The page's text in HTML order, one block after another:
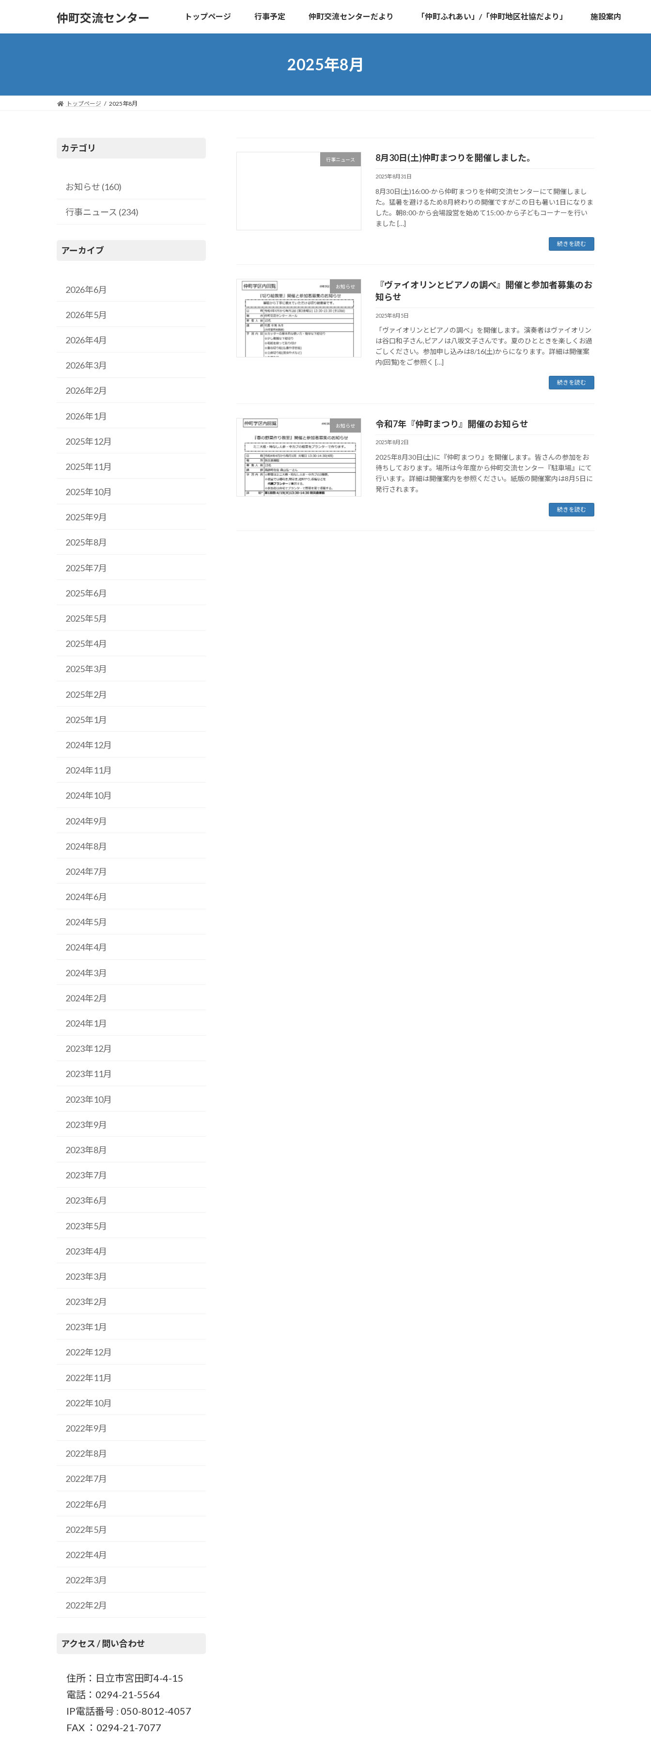
テ
ゲ
仲町交流センター トップページ 行事予定 仲町交流センターだより 「仲町ふれあい」/「仲町地区社協だより」 施設案内
2025年8月
トップページ 2025年8月
行事ニュース 8月30日(土)仲町まつりを開催しました。
2025年8月31日
8月30日(土)16:00-から仲町まつりを仲町交流センターにて開催しまし
た。猛暑を避けるため8月終わりの開催ですがこの日も暑い1日になりま
した。朝8:00-から会場設営を始めて15:00-から子どもコーナーを行い
ました […]
続きを読む
お知らせ
『ヴァイオリンとピアノの調べ』開催と参加者募集のお
知らせ
2025年8月5日
「ヴァイオリンとピアノの調べ」を開催します。演奏者はヴァイオリン
は谷口和子さん,ピアノは八坂文子さんです。夏のひとときを楽しくお過
ごしください。参加申し込みは8/16(土)からになります。詳細は開催案
内(回覧)をご参照く […]
続きを読む
お知らせ 令和7年『仲町まつり』開催のお知らせ
2025年8月2日
2025年8月30日(土)に『仲町まつり』を開催します。皆さんの参加をお
待ちしております。場所は今年度から仲町交流センター『駐車場』にて
行います。詳細は開催案内を参照ください。紙版の開催案内は8月5日に
発行されます。
続きを読む
カテゴリ
お知らせ (160)
行事ニュース (234)
アーカイブ
2026年6月
2026年5月
2026年4月
2026年3月
2026年2月
2026年1月
2025年12月
2025年11月
2025年10月
2025年9月
2025年8月
2025年7月
2025年6月
2025年5月
2025年4月
2025年3月
2025年2月
2025年1月
2024年12月
2024年11月
2024年10月
2024年9月
2024年8月
2024年7月
2024年6月
2024年5月
2024年4月
2024年3月
2024年2月
2024年1月
2023年12月
2023年11月
2023年10月
2023年9月
2023年8月
2023年7月
2023年6月
2023年5月
2023年4月
2023年3月
2023年2月
2023年1月
2022年12月
2022年11月
2022年10月
2022年9月
2022年8月
2022年7月
2022年6月
2022年5月
2022年4月
2022年3月
2022年2月
アクセス / 問い合わせ
住所：日立市宮田町4-4-15
電話：0294-21-5564
IP電話番号 : 050-8012-4057
FAX ：0294-21-7077